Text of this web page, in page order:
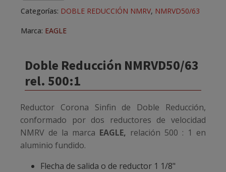
Doble Reducción NMRVD50/63
rel. 500:1
Reductor Corona Sinfin de Doble Reducción,
conformado por dos reductores de velocidad
NMRV de la marca EAGLE, relación 500 : 1 en
aluminio fundido.
Flecha de salida o de reductor 1 1/8"
Categorías: DOBLE REDUCCIÓN NMRV, NMRVD50/63
Marca: EAGLE